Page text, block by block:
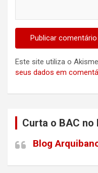
Este site utiliza o
seus dados em
Curta o BAC no
Blog